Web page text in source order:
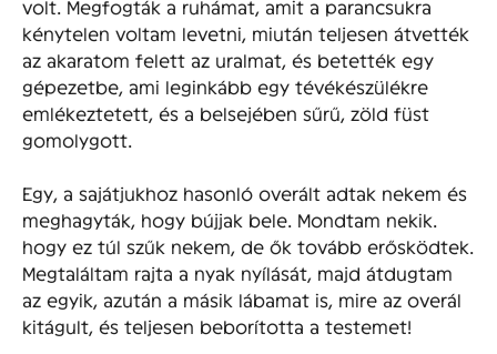
volt. Megfogták a ruhámat, amit a parancsukra
kénytelen voltam levetni, miután teljesen átvették
az akaratom felett az uralmat, és betették egy
gépezetbe, ami leginkább egy tévékészülékre
emlékeztetett, és a belsejében sűrű, zöld füst
gomolygott.
Egy, a sajátjukhoz hasonló overált adtak nekem és
meghagyták, hogy bújjak bele. Mondtam nekik.
hogy ez túl szűk nekem, de ők tovább erősködtek.
Megtaláltam rajta a nyak nyílását, majd átdugtam
az egyik, azután a másik lábamat is, mire az overál
kitágult, és teljesen beborította a testemet!